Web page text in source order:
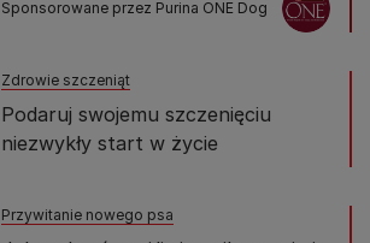
Sponsorowane przez Purina ONE Dog
Zdrowie szczeniąt
Podaruj swojemu szczenięciu
niezwykły start w życie
Przywitanie nowego psa